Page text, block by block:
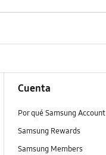
Cuenta
Por qué Samsung Account
Samsung Rewards
Samsung Members